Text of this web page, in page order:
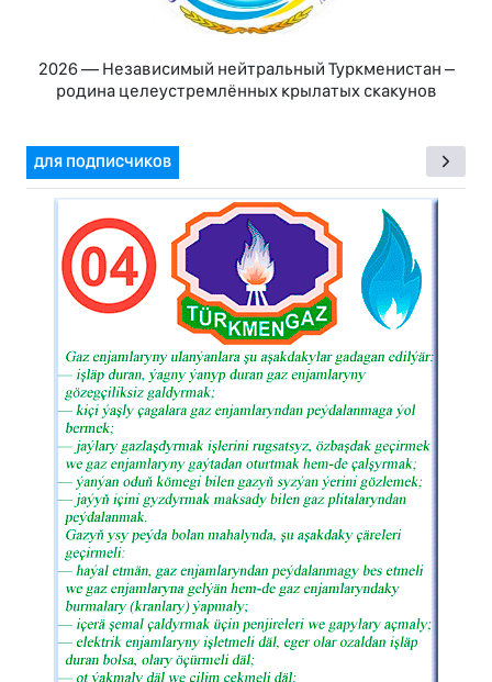
2026 — Независимый нейтральный Туркменистан –
родина целеустремлённых крылатых скакунов
ДЛЯ ПОДПИСЧИКОВ